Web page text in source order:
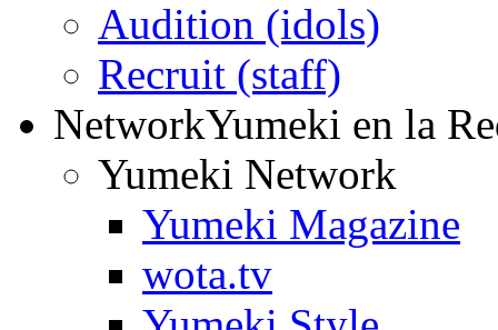
Audition (idols)
Recruit (staff)
NetworkYumeki en la
Yumeki Network
Yumeki Magazine
wota.tv